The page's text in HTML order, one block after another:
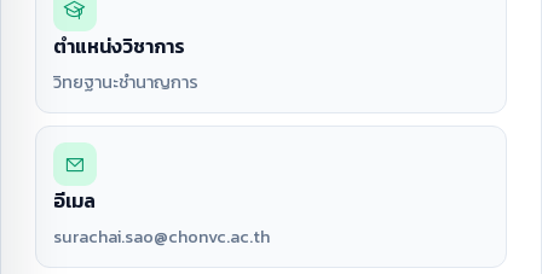
ตำแหน่งวิชาการ
วิทยฐานะชำนาญการ
อีเมล
surachai.sao@chonvc.ac.th